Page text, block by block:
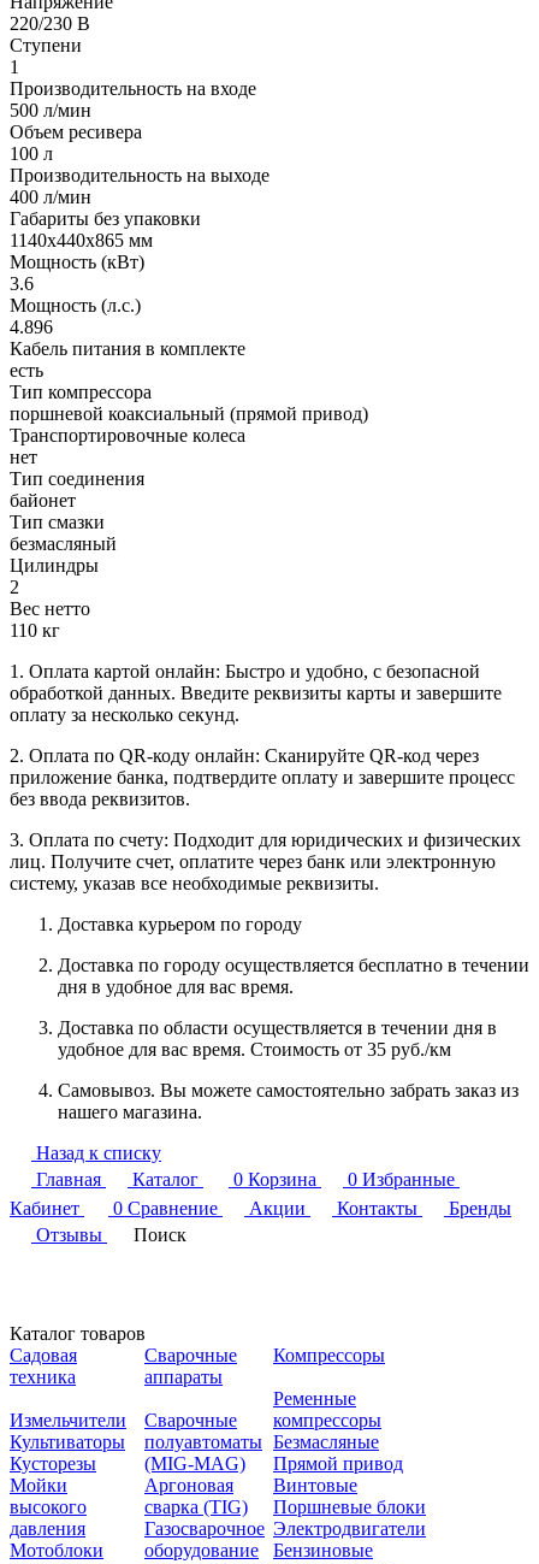
220/230 В
Ступени
1
Производительность на входе
500 л/мин
Объем ресивера
100 л
Производительность на выходе
400 л/мин
Габариты без упаковки
1140х440х865 мм
Мощность (кВт)
3.6
Мощность (л.с.)
4.896
Кабель питания в комплекте
есть
Тип компрессора
поршневой коаксиальный (прямой привод)
Транспортировочные колеса
нет
Тип соединения
байонет
Тип смазки
безмасляный
Цилиндры
2
Вес нетто
110 кг
1. Оплата картой онлайн: Быстро и удобно, с безопасной
обработкой данных. Введите реквизиты карты и завершите
оплату за несколько секунд.
2. Оплата по QR-коду онлайн: Сканируйте QR-код через
приложение банка, подтвердите оплату и завершите процесс
без ввода реквизитов.
3. Оплата по счету: Подходит для юридических и физических
лиц. Получите счет, оплатите через банк или электронную
систему, указав все необходимые реквизиты.
Доставка курьером по городу
Доставка по городу осуществляется бесплатно в течении
дня в удобное для вас время.
Доставка по области осуществляется в течении дня в
удобное для вас время. Стоимость от 35 руб./км
Самовывоз. Вы можете самостоятельно забрать заказ из
нашего магазина.
Назад к списку
Главная
Каталог 0 Корзина 0 Избранные
Кабинет
0 Сравнение Акции Контакты
Бренды
Отзывы
Поиск
Каталог товаров
Садовая
техника
Измельчители
Культиваторы
Кусторезы
Мойки
высокого
давления
Мотоблоки
Сварочные
аппараты
Сварочные
полуавтоматы
(MIG-MAG)
Аргоновая
сварка (TIG)
Газосварочное
оборудование
Компрессоры
Ременные
компрессоры
Безмасляные
Прямой привод
Винтовые
Поршневые блоки
Электродвигатели
Бензиновые